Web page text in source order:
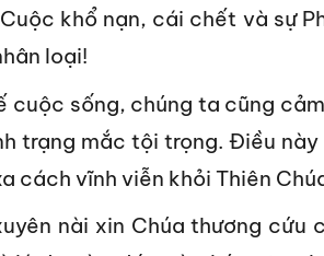
khổ nạn, cái chết và sự
loại!
cuộc sống, chúng ta cũng
trạng mắc tội trọng. Điều
cách vĩnh viễn khỏi Thiên
nài xin Chúa thương